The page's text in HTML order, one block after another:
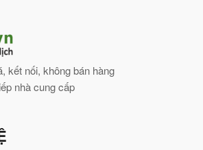
kết nối, không bán hàng
nhà cung cấp